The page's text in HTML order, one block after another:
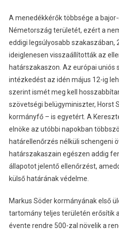
A menedékkérők többsége a
Németország területét, ezért a
eddigi legsúlyosabb szakaszában,
ideiglenesen visszaállították az
határszakaszon. Az európai uniós
intézkedést az idén május 12-ig
szerint ismét meg kell
szövetségi belügyminiszter, Horst
kormányfő – is egyetért. A
elnöke az utóbbi napokban
határellenőrzés nélküli schengeni
határszakaszain egészen addig
állapotot jelentő ellenőrzést,
külső határának védelme.
Markus Söder kormányának első
tartomány teljes területén erősítik
évente rendre 500-zal növelik a